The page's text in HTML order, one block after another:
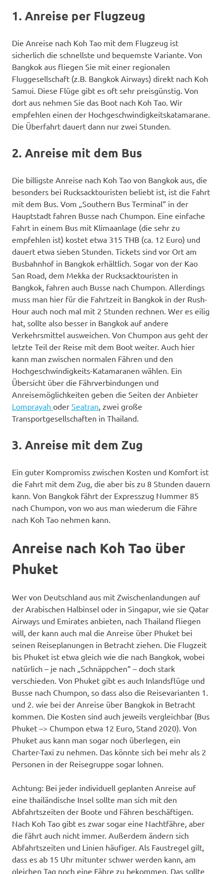
1. Anreise per Flugzeug
Die Anreise nach Koh Tao mit dem Flugzeug ist
sicherlich die schnellste und bequemste Variante. Von
Bangkok aus fliegen Sie mit einer regionalen
Fluggesellschaft (z.B. Bangkok Airways) direkt nach Koh
Samui. Diese Flüge gibt es oft sehr preisgünstig. Von
dort aus nehmen Sie das Boot nach Koh Tao. Wir
empfehlen einen der Hochgeschwindigkeitskatamarane.
Die Überfahrt dauert dann nur zwei Stunden.
2. Anreise mit dem Bus
Die billigste Anreise nach Koh Tao von Bangkok aus, die
besonders bei Rucksacktouristen beliebt ist, ist die Fahrt
mit dem Bus. Vom „Southern Bus Terminal“ in der
Hauptstadt fahren Busse nach Chumpon. Eine einfache
Fahrt in einem Bus mit Klimaanlage (die sehr zu
empfehlen ist) kostet etwa 315 THB (ca. 12 Euro) und
dauert etwa sieben Stunden. Tickets sind vor Ort am
Busbahnhof in Bangkok erhältlich. Sogar von der Kao
San Road, dem Mekka der Rucksacktouristen in
Bangkok, fahren auch Busse nach Chumpon. Allerdings
muss man hier für die Fahrtzeit in Bangkok in der Rush-
Hour auch noch mal mit 2 Stunden rechnen. Wer es eilig
hat, sollte also besser in Bangkok auf andere
Verkehrsmittel ausweichen. Von Chumpon aus geht der
letzte Teil der Reise mit dem Boot weiter. Auch hier
kann man zwischen normalen Fähren und den
Hochgeschwindigkeits-Katamaranen wählen. Ein
Übersicht über die Fährverbindungen und
Anreisemöglichkeiten geben die Seiten der Anbieter
Lomprayah oder Seatran, zwei große
Transportgesellschaften in Thailand.
3. Anreise mit dem Zug
Ein guter Kompromiss zwischen Kosten und Komfort ist
die Fahrt mit dem Zug, die aber bis zu 8 Stunden dauern
kann. Von Bangkok fährt der Expresszug Nummer 85
nach Chumpon, von wo aus man wiederum die Fähre
nach Koh Tao nehmen kann.
Anreise nach Koh Tao über
Phuket
Wer von Deutschland aus mit Zwischenlandungen auf
der Arabischen Halbinsel oder in Singapur, wie sie Qatar
Airways und Emirates anbieten, nach Thailand fliegen
will, der kann auch mal die Anreise über Phuket bei
seinen Reiseplanungen in Betracht ziehen. Die Flugzeit
bis Phuket ist etwa gleich wie die nach Bangkok, wobei
natürlich – je nach „Schnäppchen“ – doch stark
verschieden. Von Phuket gibt es auch Inlandsflüge und
Busse nach Chumpon, so dass also die Reisevarianten 1.
und 2. wie bei der Anreise über Bangkok in Betracht
kommen. Die Kosten sind auch jeweils vergleichbar (Bus
Phuket –> Chumpon etwa 12 Euro, Stand 2020). Von
Phuket aus kann man sogar noch überlegen, ein
Charter-Taxi zu nehmen. Das könnte sich bei mehr als 2
Personen in der Reisegruppe sogar lohnen.
Achtung: Bei jeder individuell geplanten Anreise auf
eine thailändische Insel sollte man sich mit den
Abfahrtszeiten der Boote und Fähren beschäftigen.
Nach Koh Tao gibt es zwar sogar eine Nachtfähre, aber
die fährt auch nicht immer. Außerdem ändern sich
Abfahrtszeiten und Linien häufiger. Als Faustregel gilt,
dass es ab 15 Uhr mitunter schwer werden kann, am
gleichen Tag noch eine Fähre zu bekommen. Das sollte